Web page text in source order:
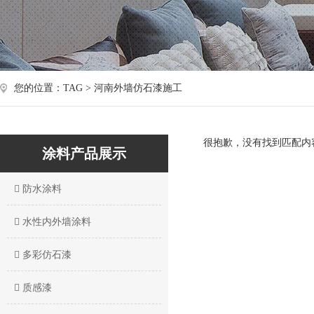
您的位置：TAG > 河南外墙仿石漆施工
涂料产品展示
防水涂料
水性内外墙涂料
多彩仿石漆
质感漆
很抱歉，没有找到匹配内